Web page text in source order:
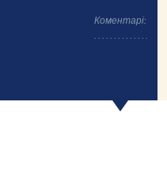
Коментарі: